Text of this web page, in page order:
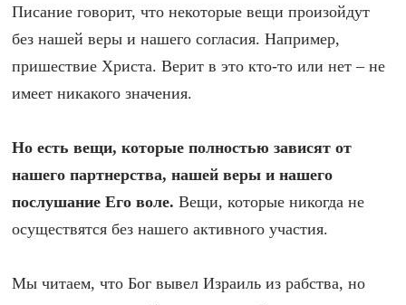
Писание говорит, что некоторые вещи произойдут
без нашей веры и нашего согласия. Например,
пришествие Христа. Верит в это кто-то или нет – не
имеет никакого значения.
Но есть вещи, которые полностью зависят от
нашего партнерства, нашей веры и нашего
послушание Его воле. Вещи, которые никогда не
осуществятся без нашего активного участия.
Мы читаем, что Бог вывел Израиль из рабства, но